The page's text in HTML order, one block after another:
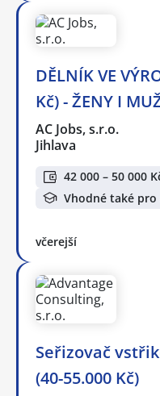
DĚLNÍK VE
Kč) - ŽENY I
AC Jobs, s.r.o.
Jihlava
42 000 – 50 000
Vhodné také
včerejší
Seřizovač
(40-55.000 Kč)